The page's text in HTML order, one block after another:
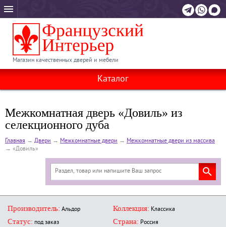
Магазин качественных дверей и мебели
Каталог
Межкомнатная дверь «Довиль» из
селекционного дуба
Главная → Двери → Межкомнатные двери → Межкомнатные двери из массива
→ «Довиль»
Производитель: Альдор Коллекция: Классика
Статус: под заказ Страна: Россия